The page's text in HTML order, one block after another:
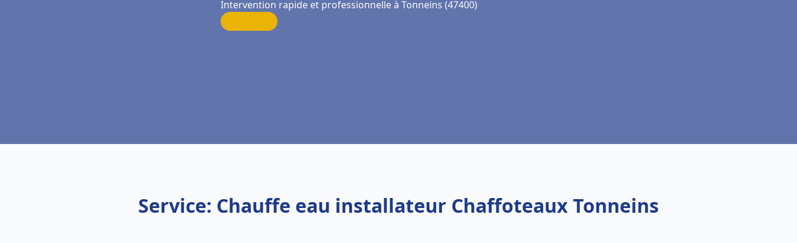
Intervention rapide et professionnelle à Tonneins (47400)
Service: Chauffe eau installateur Chaffoteaux Tonneins